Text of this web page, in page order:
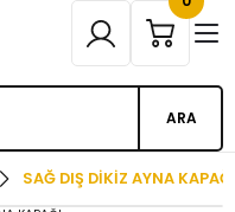
ARA
SAĞ DIŞ DİKİZ AYNA KAPAĞI